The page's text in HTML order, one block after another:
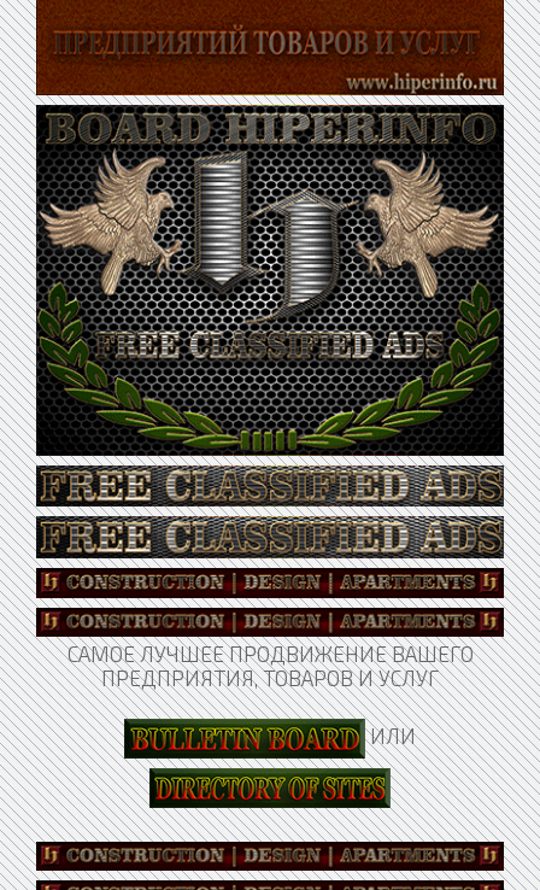
САМОЕ ЛУЧШЕЕ ПРОДВИЖЕНИЕ ВАШЕГО
ПРЕДПРИЯТИЯ, ТОВАРОВ И УСЛУГ
ИЛИ